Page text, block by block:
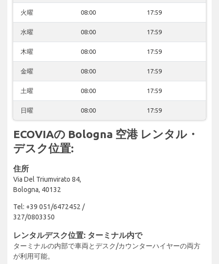
火曜 08:00 17:59
水曜 08:00 17:59
木曜 08:00 17:59
金曜 08:00 17:59
土曜 08:00 17:59
日曜 08:00 17:59
ECOVIAの Bologna 空港 レンタル・
デスク位置:
住所
Via Del Triumvirato 84,
Bologna, 40132
Tel: +39 051/6472452 /
327/0803350
レンタルデスク位置: ターミナル内で
ターミナルの内部で車両とデスク/カウンターハイヤーの両方
が利用可能。